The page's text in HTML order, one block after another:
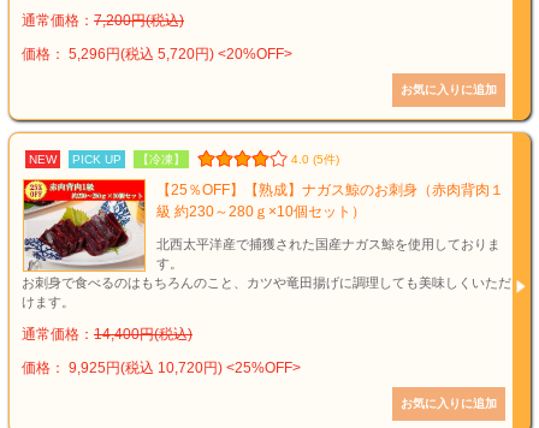
通常価格： 7,200円(税込)
価格： 5,296円(税込 5,720円) <20%OFF>
NEW PICK UP 【冷凍】 4.0 (5件)
【25％OFF】【熟成】ナガス鯨のお刺身（赤肉背肉１
級 約230～280ｇ×10個セット）
北西太平洋産で捕獲された国産ナガス鯨を使用しておりま
す。
お刺身で食べるのはもちろんのこと、カツや竜田揚げに調理しても美味しくいただ
けます。
通常価格： 14,400円(税込)
価格： 9,925円(税込 10,720円) <25%OFF>